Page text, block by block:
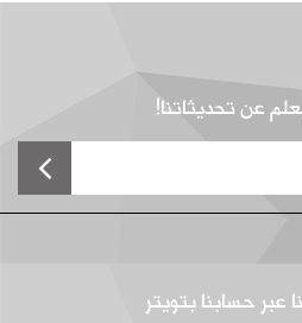
عن تحديثاتنا!
عبر حسابنا بتويتر